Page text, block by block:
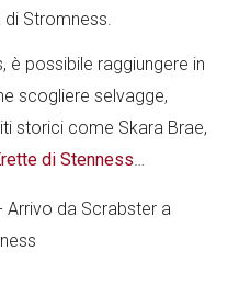
Stromness.
è possibile raggiungere in
scogliere selvagge,
storici come Skara Brae,
di Stenness…